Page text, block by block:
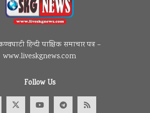
हिन्दी पाक्षिक समाचार पत्र –
www.liveskgnews.com
Follow Us